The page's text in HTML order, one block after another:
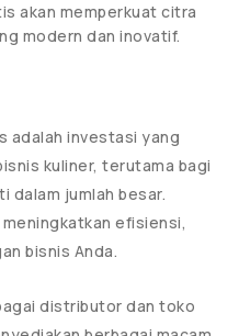
akan memperkuat citra
modern dan inovatif.
adalah investasi yang
kuliner, terutama bagi
dalam jumlah besar.
efisiensi,
bisnis Anda.
distributor dan toko